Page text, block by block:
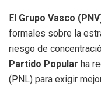
El Grupo Vasco
formales sobre la
riesgo de
Partido Popular ha
(PNL) para exigir